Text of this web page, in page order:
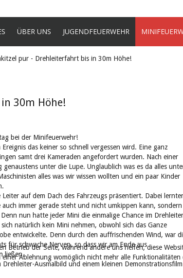
ÜBER UNS JUGENDFEUERWEHR
pur - Drehleiterfahrt bis in 30m Höhe!
30m Höhe!
bei der Minifeuerwehr!
das keiner so schnell vergessen wird. Eine ganz
samt drei Kameraden angefordert wurden. Nach einer
unter die Lupe. Unglaublich was es da alles
alles was wir wissen wollten und ein paar Kinder
auf dem Dach des Fahrzeugs präsentiert. Dabei
immer gerade steht und nicht umkippen kann, sondern
nun hatte jeder Mini die einmalige Chance im
natürlich kein Mini nehmen, obwohl sich das Ganze
entwickelte. Denn durch den auffrischenden Wind, war
für schwache Nerven, so dass wir am Ende aus
ließen.
Ausmalbild und einem kleinen Demonstrationsfilm
Betrieb der Seite, während andere uns helfen, diese
Ablehnung womöglich nicht mehr alle